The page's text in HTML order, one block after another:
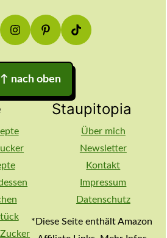
↑ nach oben
Staupitopia
Über mich
Newsletter
Kontakt
Impressum
Datenschutz
*Diese Seite enthält Amazon